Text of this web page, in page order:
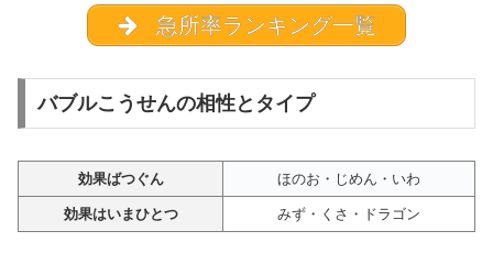
急所率ランキング一覧
バブルこうせんの相性とタイプ
効果ばつぐん ほのお・じめん・いわ
効果はいまひとつ みず・くさ・ドラゴン